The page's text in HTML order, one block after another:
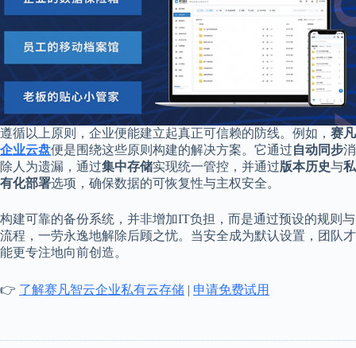
遵循以上原则，企业便能建立起真正可信赖的防线。例如， 赛凡
企业云盘便是围绕这些原则构建的解决方案。它通过自动同步消
除人为遗漏，通过集中存储实现统一管控，并通过版本历史与私
有化部署选项，确保数据的可恢复性与主权安全。
构建可靠的备份系统，并非增加IT负担，而是通过预设的规则与
流程，一劳永逸地解除后顾之忧。当安全成为默认设置，团队才
能更专注地向前创造。
👉 了解赛凡智云企业私有云存储 | 申请免费试用